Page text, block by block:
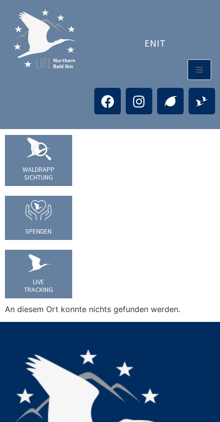
ENIT
WALDRAPP
SICHTUNG
SPENDEN
LIVE
TRACKING
An diesem Ort konnte nichts gefunden werden.